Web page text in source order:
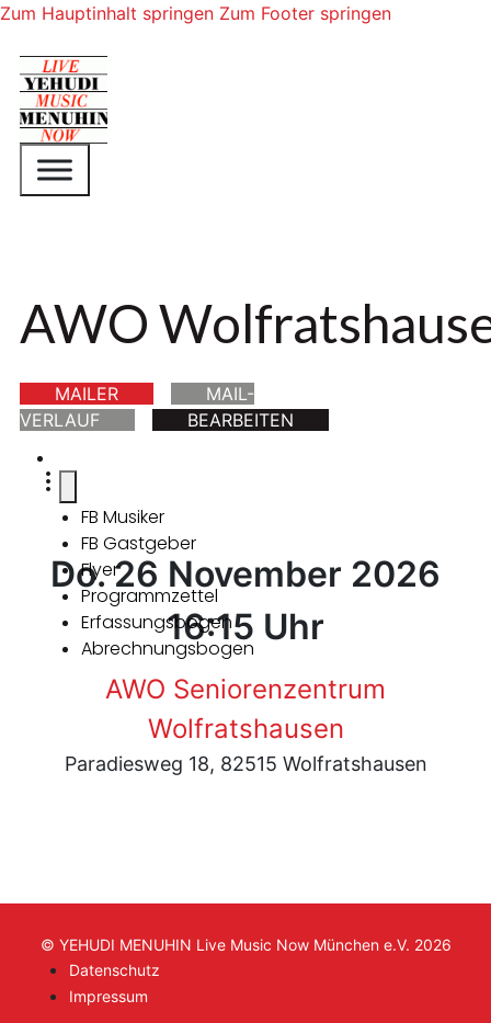
Zum Hauptinhalt springen Zum Footer springen
AWO
MAILER
MAIL-
VERLAUF
BEARBEITEN
FB Musiker
FB Gastgeber
Flyer
Programmzettel
Erfassungsbogen
Abrechnungsbogen
Do. 26 November 2026
16:15 Uhr
AWO Seniorenzentrum
Wolfratshausen
Paradiesweg 18, 82515 Wolfratshausen
© YEHUDI MENUHIN Live Music Now München e.V. 2026
Datenschutz
Impressum